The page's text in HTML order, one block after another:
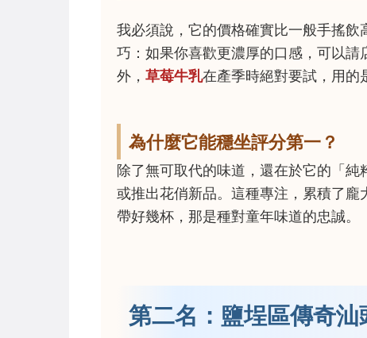
我必須說，它的價格確實比一般手搖
巧：如果你喜歡更濃厚的口感，可以
外， 草莓牛乳在產季時絕對要試，用的
為什麼它能穩坐評分第一？
除了無可取代的味道，還在於它的「
或推出花俏新品。這種專注，累積了
帶好幾杯，那是種對童年味道的忠誠。
第二名：鹽埕區傳奇